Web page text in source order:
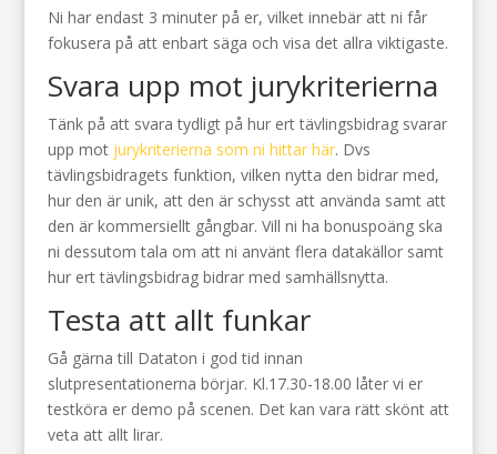
Ni har endast 3 minuter på er, vilket innebär att ni får
fokusera på att enbart säga och visa det allra viktigaste.
Svara upp mot jurykriterierna
Tänk på att svara tydligt på hur ert tävlingsbidrag svarar
upp mot jurykriterierna som ni hittar här. Dvs
tävlingsbidragets funktion, vilken nytta den bidrar med,
hur den är unik, att den är schysst att använda samt att
den är kommersiellt gångbar. Vill ni ha bonuspoäng ska
ni dessutom tala om att ni använt flera datakällor samt
hur ert tävlingsbidrag bidrar med samhällsnytta.
Testa att allt funkar
Gå gärna till Dataton i god tid innan
slutpresentationerna börjar. Kl.17.30-18.00 låter vi er
testköra er demo på scenen. Det kan vara rätt skönt att
veta att allt lirar.